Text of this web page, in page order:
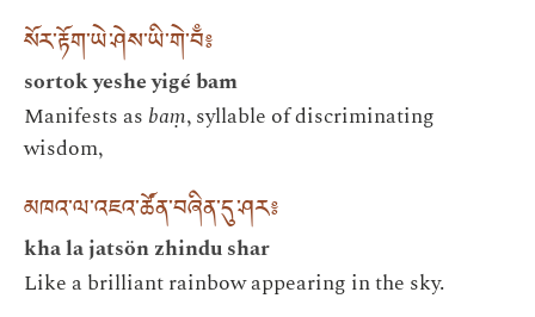
སོར་རྟོག་ཡེ་ཤེས་ཡི་གེ་བྃ༔
sortok yeshe yigé bam
Manifests asbaṃ, syllable of discriminating
wisdom,
མཁའ་ལ་འཇའ་ཚོན་བཞིན་དུ་ཤར༔
kha la jatsön zhindu shar
Like a brilliant rainbow appearing in the sky.